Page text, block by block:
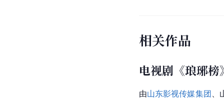
相关作品
电视剧《琅琊榜
由山东影视传媒集团、